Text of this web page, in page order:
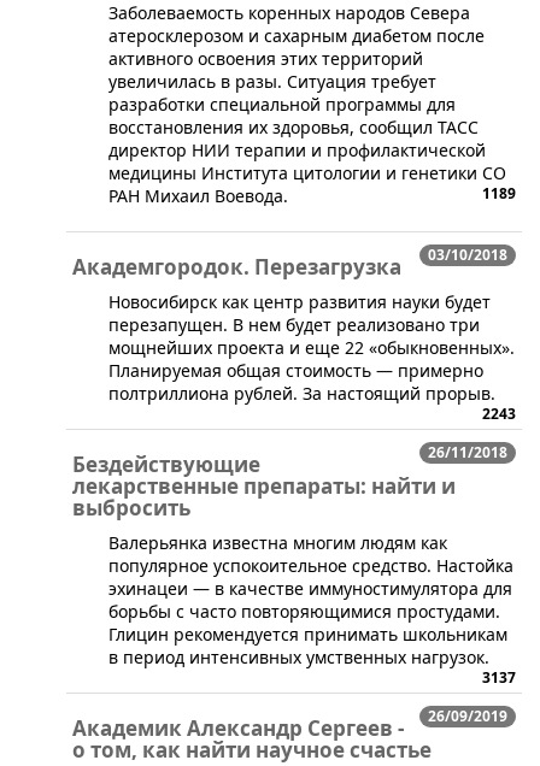
Заболеваемость коренных народов Севера
атеросклерозом и сахарным диабетом после
активного освоения этих территорий
увеличилась в разы. Ситуация требует
разработки специальной программы для
восстановления их здоровья, сообщил ТАСС
директор НИИ терапии и профилактической
медицины Института цитологии и генетики СО
РАН Михаил Воевода.
1189
03/10/2018
Академгородок. Перезагрузка
​Новосибирск как центр развития науки будет
перезапущен. В нем будет реализовано три
мощнейших проекта и еще 22 «обыкновенных».
Планируемая общая стоимость — примерно
полтриллиона рублей. За настоящий прорыв.
2243
26/11/2018
Бездействующие
лекарственные препараты: найти и
выбросить
Валерьянка известна многим людям как
популярное успокоительное средство. Настойка
эхинацеи — в качестве иммуностимулятора для
борьбы с часто повторяющимися простудами.
Глицин рекомендуется принимать школьникам
в период интенсивных умственных нагрузок.
3137
26/09/2019
Академик Александр Сергеев -
о том, как найти научное счастье